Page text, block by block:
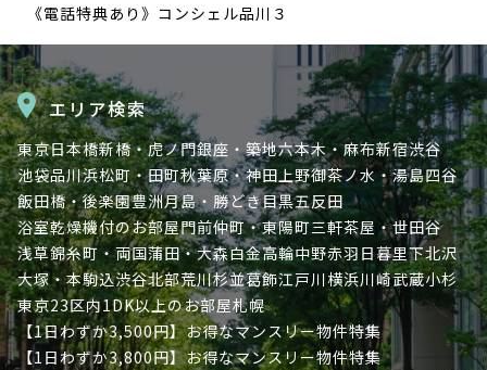
《電話特典あり》コンシェル品川３
エリア検索
東京日本橋新橋・虎ノ門銀座・築地六本木・麻布新宿渋谷
池袋品川浜松町・田町秋葉原・神田 上野御茶ノ水・湯島四谷
飯田橋・後楽園豊洲月島・勝どき目黒五反田
浴室乾燥機付のお部屋門前仲町・東陽町三軒茶屋・世田谷
浅草錦糸町・両国蒲田・大森白金高輪中野赤羽 日暮里下北沢
大塚・本駒込渋谷北部荒川杉並葛飾江戸川横浜川崎武蔵小杉
東京23区内1DK以上のお部屋札幌
【1日わずか3,500円】お得なマンスリー物件特集
【1日わずか3,800円】お得なマンスリー物件特集